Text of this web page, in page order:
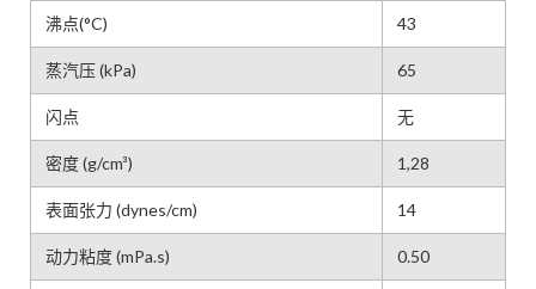
沸点(°C) 43
蒸汽压 (kPa) 65
闪点 无
密度 (g/cm³) 1,28
表面张力 (dynes/cm) 14
动力粘度 (mPa.s) 0.50